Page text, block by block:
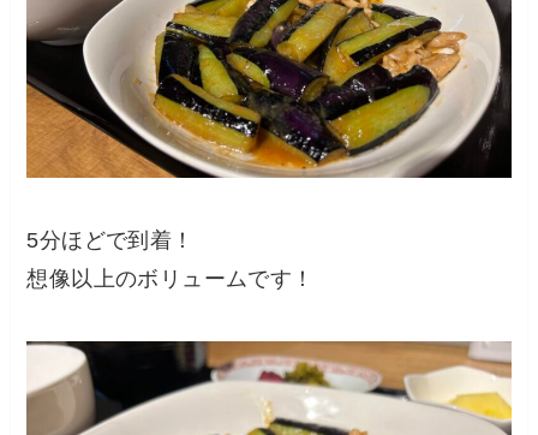
5分ほどで到着！
想像以上のボリュームです！